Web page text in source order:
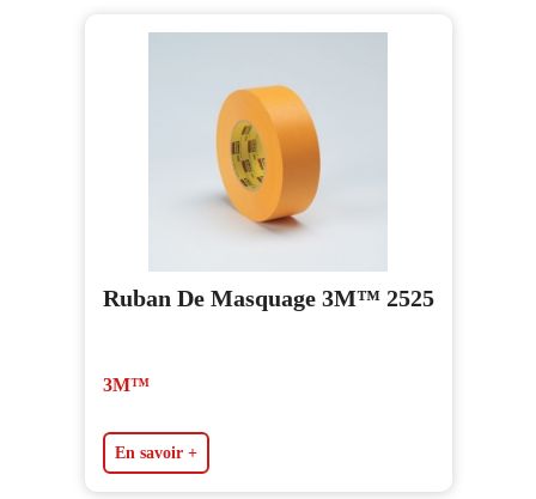
Ruban De Masquage 3M™ 2525
3M™
En savoir +